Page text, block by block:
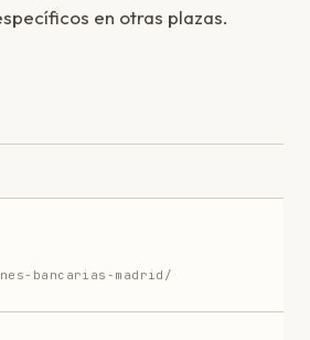
en otras plazas.
bancarias-madrid/